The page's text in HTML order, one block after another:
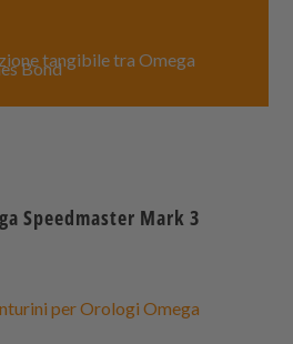
tangibile tra Omega
Bond
Speedmaster Mark 3
per Orologi Omega